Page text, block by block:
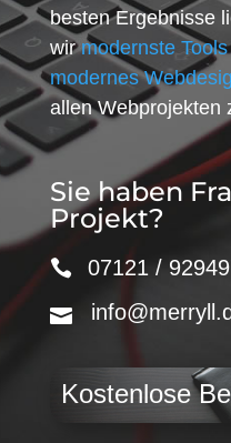
besten Ergebnisse
wirmodernste
modernes
allen Webprojekten
Sie haben
Projekt?
07121 /
Kostenlose